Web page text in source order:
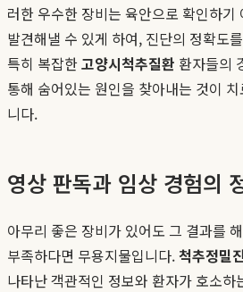
러한 우수한 장비는 육안으로 확인하기
발견해낼 수 있게 하여, 진단의 정확도
특히 복잡한고양시척추질환 환자들의
통해 숨어있는 원인을 찾아내는 것이
니다.
영상 판독과 임상 경험의
아무리 좋은 장비가 있어도 그 결과를
부족하다면 무용지물입니다.척추정밀
나타난 객관적인 정보와 환자가 호소하